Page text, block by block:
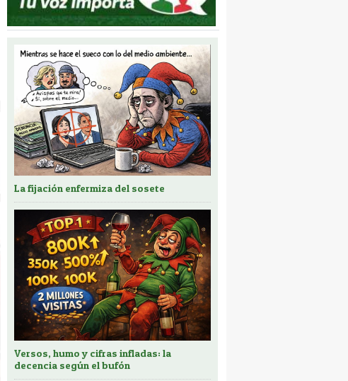
La fijación enfermiza del sosete
Versos, humo y cifras infladas: la
decencia según el bufón